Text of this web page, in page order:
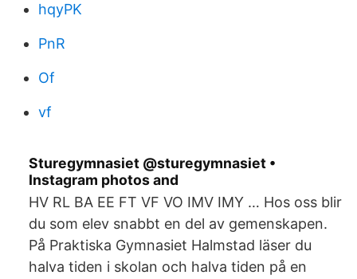
hqyPK
PnR
Of
vf
Sturegymnasiet @sturegymnasiet •
Instagram photos and
HV RL BA EE FT VF VO IMV IMY … Hos oss blir
du som elev snabbt en del av gemenskapen.
På Praktiska Gymnasiet Halmstad läser du
halva tiden i skolan och halva tiden på en